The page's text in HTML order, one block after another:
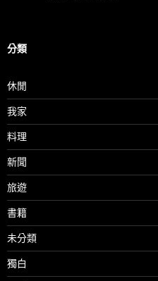
分類
休閒
我家
料理
新聞
旅遊
書籍
未分類
獨白